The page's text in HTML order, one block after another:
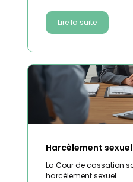
Lire la suite
Harcèlement
La Cour de cassation
harcèlement sexuel...